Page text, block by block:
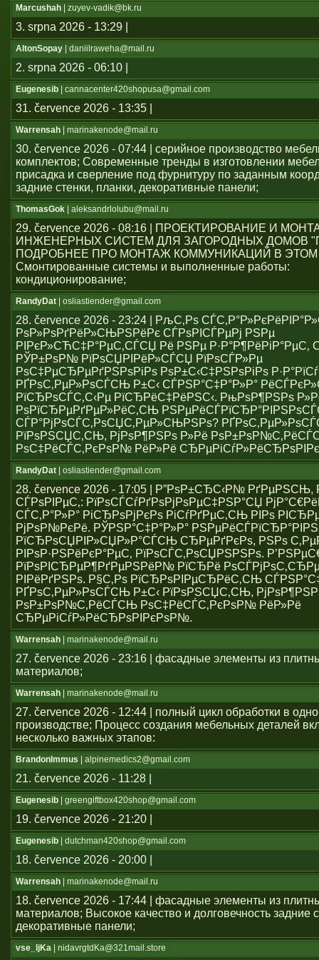
Marcushah | zuyev-vadik@bk.ru
3. srpna 2026 - 13:29 |
AltonSopay | daniilraweha@mail.ru
2. srpna 2026 - 06:10 |
Eugenesib | cannacenter420shopusa@gmail.com
31. července 2026 - 13:35 |
Warrensah | marinakenode@mail.ru
30. července 2026 - 07:44 | серийное производство
комплектов; Современные тренды в изготовлении
присадка и сверление под фурнитуру по заданным
задние стенки, планки, декоративные панели;
ThomasGok | aleksandrlolubu@mail.ru
29. července 2026 - 08:16 | ПРОЕКТИРОВАНИЕ И
ИНЖЕНЕРНЫХ СИСТЕМ ДЛЯ ЗАГОРОДНЫХ ДОМОВ
ПОДРОБНЕЕ ПРО МОНТАЖ КОММУНИКАЦИЙ В
Смонтированные системы и выполненные работы:
кондиционирование;
RandyDat | osliastiender@gmail.com
28. července 2026 - 23:24 | РљС‚Рѕ
РѕР»РѕРґРёР»СЊРЅРёРє СЃРѕРІСЃРµРј РЅРµ
РІРєР»СЋС‡Р°РµС‚СЃСЏ Рё РЅРµ Р·Р°Р¶РёРіР°РµС‚
РЎР±РѕР№ РїРѕСЏРІРёР»СЃСЏ РїРѕСЃР»Рµ
РѕС‡РµСЂРµРґРЅРѕРіРѕ РѕР±С‹С‡РЅРѕРіРѕ
РҐРѕС‚РµР»РѕСЃСЊ Р±С‹ СЃРЅР°С‡Р°Р»Р°
РїСЂРѕСЃС‚С‹Рµ РїСЂРёС‡РёРЅС‹. РњРѕР¶РЅРѕ
РѕРїСЂРµРґРµР»РёС‚СЊ
СЃР°РјРѕСЃС‚РѕСЏС‚РµР»СЊРЅРѕ?
РїРѕРЅСЏС‚СЊ, РјРѕР¶РЅРѕ Р»Рё
РѕС‡РёСЃС‚РєРѕР№ РёР»Рё
RandyDat | osliastiender@gmail.com
28. července 2026 - 17:05 | Р”РѕР±СЂС‹Р№
СЃРѕРІРµС‚: РїРѕСЃСѓРґРѕРјРѕРµС‡РЅР°СЏ
СЃС‚Р°Р»Р° РіСЂРѕРјРєРѕ РіСѓРґРµС‚СЊ РІРѕ
РјРѕР№РєРё. РЎРЅР°С‡Р°Р»Р°
РїСЂРѕСЏРІР»СЏР»Р°СЃСЊ СЂРµРґРєРѕ, РЅРѕ
РІРѕР·РЅРёРєР°РµС‚ РїРѕСЃС‚РѕСЏРЅРЅРѕ.
РїРѕРІСЂРµР¶РґРµРЅРёР№ РїСЂРё
РІРёРґРЅРѕ. Р§С‚Рѕ РїСЂРѕРІРµСЂРёС‚СЊ
РҐРѕС‚РµР»РѕСЃСЊ Р±С‹ РїРѕРЅСЏС‚СЊ,
РѕР±РѕР№С‚РёСЃСЊ РѕС‡РёСЃС‚РєРѕР№ РёР»Рё
СЂРµРіСѓР»РёСЂРѕРІРєРѕР№.
Warrensah | marinakenode@mail.ru
27. července 2026 - 23:16 | фасадные элементы из
материалов;
Warrensah | marinakenode@mail.ru
27. července 2026 - 12:44 | полный цикл обработки в
производстве; Процесс создания мебельных деталей
несколько важных этапов:
BrandonImmus | alpinemedics2@gmail.com
21. července 2026 - 11:28 |
Eugenesib | greengiftbox420shop@gmail.com
19. července 2026 - 21:20 |
Eugenesib | dutchman420shop@gmail.com
18. července 2026 - 20:00 |
Warrensah | marinakenode@mail.ru
18. července 2026 - 17:44 | фасадные элементы из
материалов; Высокое качество и долговечность задние
декоративные панели;
vse_ljKa | nidavrgtdKa@321mail.store